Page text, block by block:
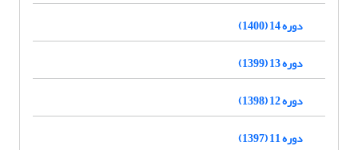
دوره 14 (1400)
دوره 13 (1399)
دوره 12 (1398)
دوره 11 (1397)